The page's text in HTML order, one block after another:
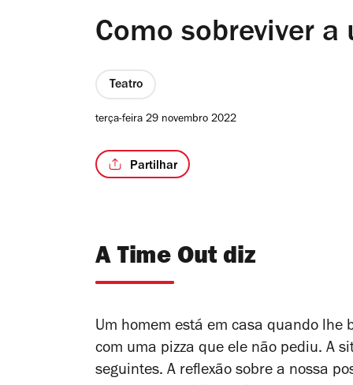
Como sobreviver
Teatro
terça-feira 29 novembro 2022
Partilhar
A Time Out diz
Um homem está em casa quando
com uma pizza que ele não pediu. A
seguintes. A reflexão sobre a nossa